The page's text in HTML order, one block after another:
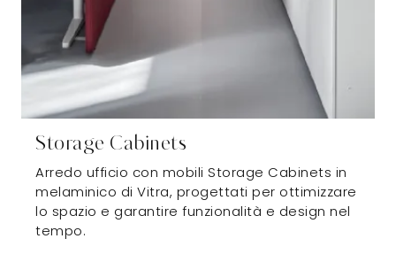
Storage Cabinets
Arredo ufficio con mobili Storage Cabinets in
melaminico di Vitra, progettati per ottimizzare
lo spazio e garantire funzionalità e design nel
tempo.